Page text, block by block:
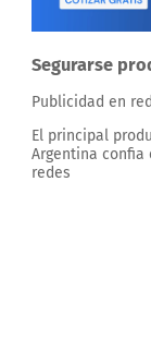
Segurarse
Publicidad en
El principal
Argentina
redes